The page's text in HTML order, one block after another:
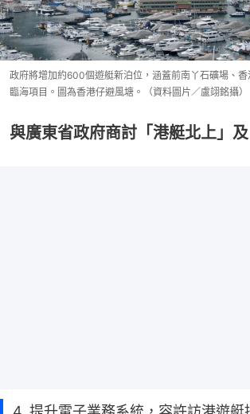
政府將增加約600個遊艇新泊位，涵蓋前南丫石礦場、
臨海項目。圖為香港仔避風塘。（資料圖片／盧翊銘攝）
與廣東省政府商討「港艇北上」及